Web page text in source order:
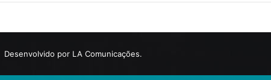
Desenvolvido por LA Comunicações.